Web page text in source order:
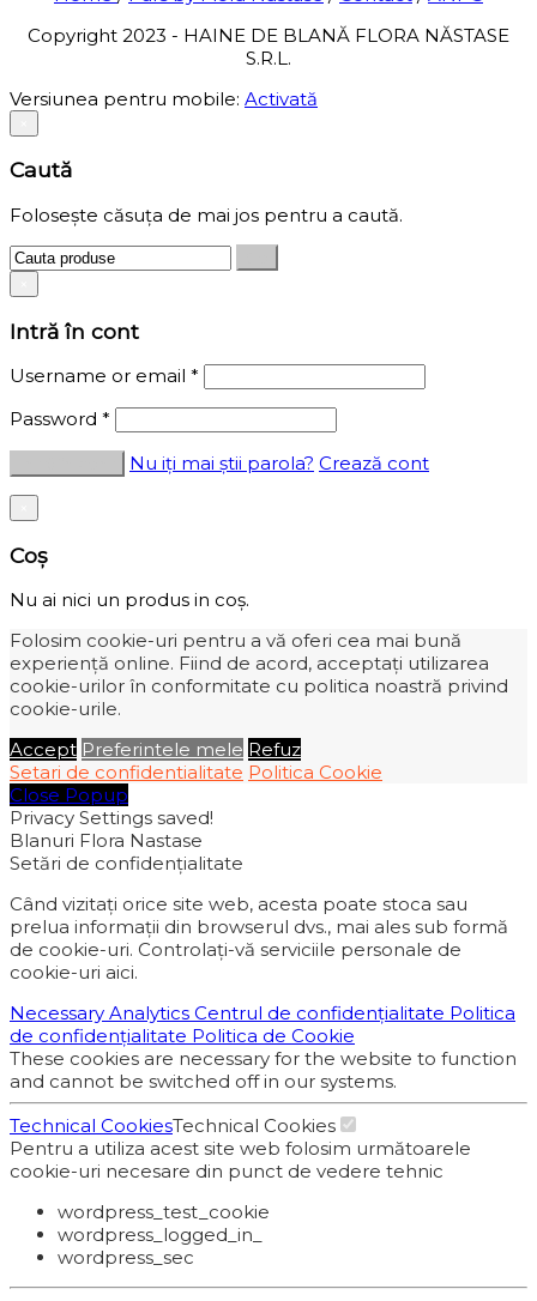
Copyright 2023 - HAINE DE BLANĂ FLORA NĂSTASE
S.R.L.
Versiunea pentru mobile: Activată
Caută
Folosește căsuța de mai jos pentru a caută.
Intră în cont
Username or email *
Password *
Nu iți mai știi parola? Crează cont
Coș
Nu ai nici un produs in coș.
Folosim cookie-uri pentru a vă oferi cea mai bună
experiență online. Fiind de acord, acceptați utilizarea
cookie-urilor în conformitate cu politica noastră privind
cookie-urile.
Accept Preferintele mele Refuz
Setari de confidentialitate Politica Cookie
Close Popup
Privacy Settings saved!
Blanuri Flora Nastase
Setări de confidențialitate
Când vizitați orice site web, acesta poate stoca sau
prelua informații din browserul dvs., mai ales sub formă
de cookie-uri. Controlați-vă serviciile personale de
cookie-uri aici.
Necessary Analytics Centrul de confidențialitate Politica
de confidențialitate Politica de Cookie
These cookies are necessary for the website to function
and cannot be switched off in our systems.
Technical CookiesTechnical Cookies
Pentru a utiliza acest site web folosim următoarele
cookie-uri necesare din punct de vedere tehnic
wordpress_test_cookie
wordpress_logged_in_
wordpress_sec